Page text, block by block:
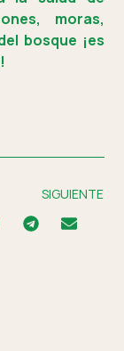
moras,
bosque ¡es
SIGUIENTE